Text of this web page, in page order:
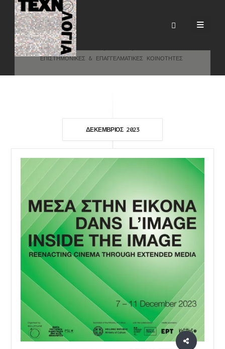
Επιστημονικές &
Επαγγελματικές Κοινότητες
ΕΠΙΣΤΗΜΟΝΙΚΈΣ & ΕΠΑΓΓΕΛΜΑΤΙΚΈΣ ΚΟΙΝΌΤΗΤΕΣ
ΔΕΚΈΜΒΡΙΟΣ 2023